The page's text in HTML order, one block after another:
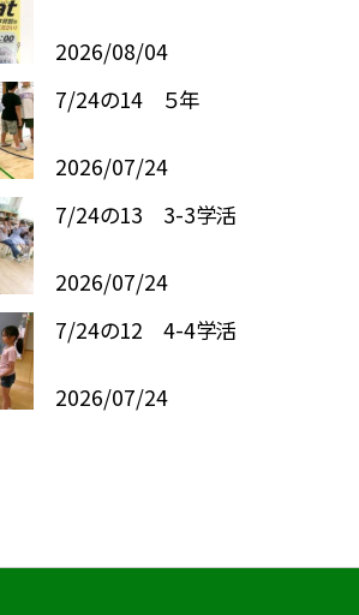
2026/08/04
7/24の14 ５年
2026/07/24
7/24の13 3-3学活
2026/07/24
7/24の12 4-4学活
2026/07/24